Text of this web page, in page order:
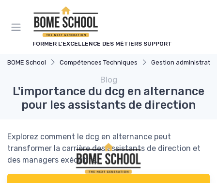
FORMER L’EXCELLENCE DES MÉTIERS SUPPORT
BOME School Compétences Techniques Gestion
Blog
L'importance du dcg en alternance
pour les assistants de direction
Explorez comment le dcg en alternance peut
transformer la carrière des assistants de direction et
des managers exécutifs.
Panneau de gestion des cookies